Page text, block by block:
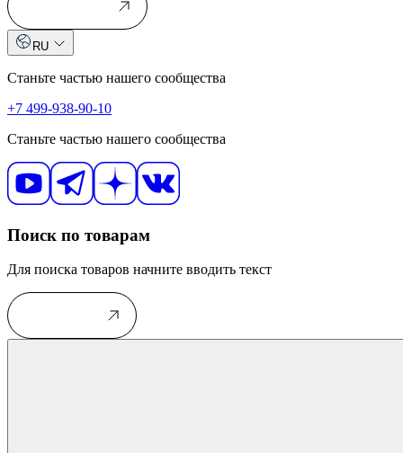
RU
Станьте частью нашего сообщества
+7 499-938-90-10
Станьте частью нашего сообщества
Поиск по товарам
Для поиска товаров начните вводить текст